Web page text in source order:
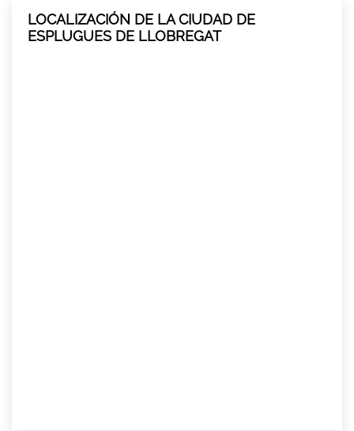
LOCALIZACIÓN DE LA CIUDAD DE
ESPLUGUES DE LLOBREGAT